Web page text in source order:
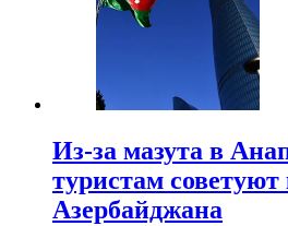
Из-за мазута в
туристам
Азербайджана